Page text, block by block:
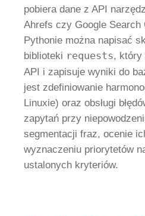
pobiera dane z API
Ahrefs czy Google Search
Pythonie można napisać
biblioteki requests, który
API i zapisuje wyniki do
jest zdefiniowanie
Linuxie) oraz obsługi
zapytań przy
segmentacji fraz, ocenie
wyznaczeniu priorytetów
ustalonych kryteriów.